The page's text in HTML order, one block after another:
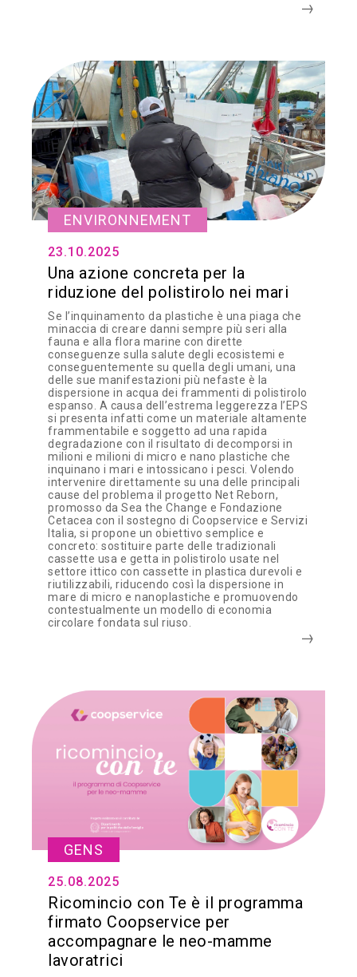
ENVIRONNEMENT
23.10.2025
Una azione concreta per la
riduzione del polistirolo nei mari
Se l’inquinamento da plastiche è una piaga che
minaccia di creare danni sempre più seri alla
fauna e alla flora marine con dirette
conseguenze sulla salute degli ecosistemi e
conseguentemente su quella degli umani, una
delle sue manifestazioni più nefaste è la
dispersione in acqua dei frammenti di polistirolo
espanso. A causa dell’estrema leggerezza l’EPS
si presenta infatti come un materiale altamente
frammentabile e soggetto ad una rapida
degradazione con il risultato di decomporsi in
milioni e milioni di micro e nano plastiche che
inquinano i mari e intossicano i pesci. Volendo
intervenire direttamente su una delle principali
cause del problema il progetto Net Reborn,
promosso da Sea the Change e Fondazione
Cetacea con il sostegno di Coopservice e Servizi
Italia, si propone un obiettivo semplice e
concreto: sostituire parte delle tradizionali
cassette usa e getta in polistirolo usate nel
settore ittico con cassette in plastica durevoli e
riutilizzabili, riducendo così la dispersione in
mare di micro e nanoplastiche e promuovendo
contestualmente un modello di economia
circolare fondata sul riuso.
GENS
25.08.2025
Ricomincio con Te è il programma
firmato Coopservice per
accompagnare le neo-mamme
lavoratrici